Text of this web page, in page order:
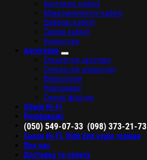
Акустичні кабелі
Міжкомпонентні кабелі
Цифрові кабелі
Силові кабелі
Конектори
Аксесуари
Стенди під акустику
Стенди під апаратуру
Віброопори
Навушники
Силові фільтри
Обмін Hi-Fi
Розпродажі
(050) 549-07-33 (098) 373-21-73
Салон Hi-Fi, High End аудіо техніки
Про нас
Доставка та оплата